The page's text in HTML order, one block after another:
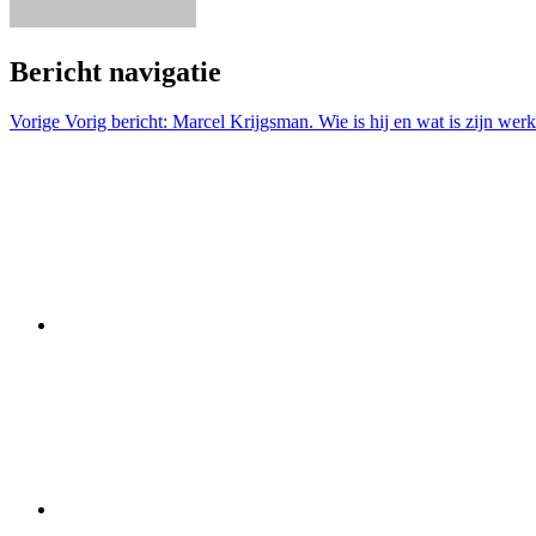
Bericht navigatie
Vorige Vorig bericht: Marcel Krijgsman. Wie is hij en wat is zijn